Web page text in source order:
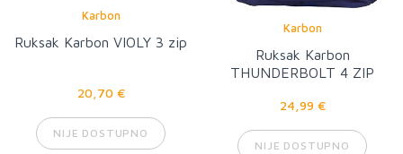
Karbon
Ruksak Karbon VIOLY 3 zip
20,70 €
NIJE DOSTUPNO
Karbon
Ruksak Karbon
THUNDERBOLT 4 ZIP
24,99 €
NIJE DOSTUPNO